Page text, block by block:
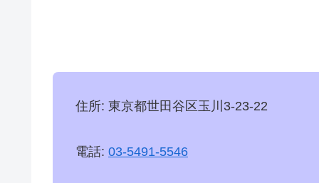
住所: 東京都世田谷区玉川3-23-22
電話: 03-5491-5546